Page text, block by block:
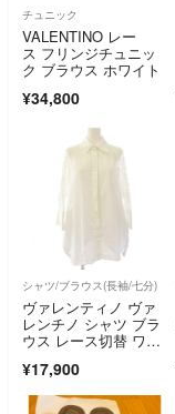
チュニック
VALENTINO レー
ス フリンジチュニッ
ク ブラウス ホワイト
¥34,800
シャツ/ブラウス(長袖/七分)
ヴァレンティノ ヴァ
レンチノ シャツ ブラ
ウス レース切替 ワイ
¥17,900